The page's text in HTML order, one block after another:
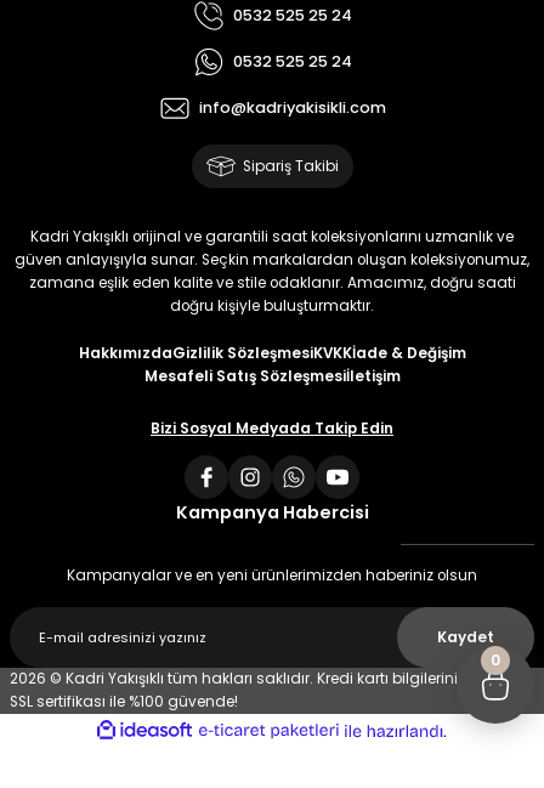
0
0532 525 25 24
0532 525 25 24
info@kadriyakisikli.com
Sipariş Takibi
Kadri Yakışıklı orijinal ve garantili saat koleksiyonlarını uzmanlık ve
güven anlayışıyla sunar. Seçkin markalardan oluşan koleksiyonumuz,
zamana eşlik eden kalite ve stile odaklanır. Amacımız, doğru saati
doğru kişiyle buluşturmaktır.
HakkımızdaGizlilik SözleşmesiKVKKİade & Değişim
Mesafeli Satış Sözleşmesiİletişim
Bizi Sosyal Medyada Takip Edin
Kampanya Habercisi
Kampanyalar ve en yeni ürünlerimizden haberiniz olsun
Kaydet
2026 © Kadri Yakışıklı tüm hakları saklıdır. Kredi kartı bilgileriniz 256 bit
SSL sertifikası ile %100 güvende!
ideasoft
e-